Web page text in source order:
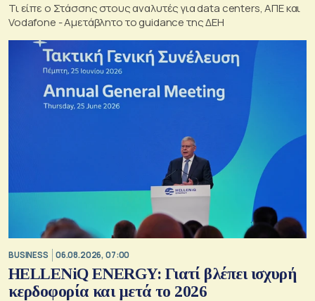
Τι είπε ο Στάσσης στους αναλυτές για data centers, ΑΠΕ και
Vodafone - Αμετάβλητο το guidance της ΔΕΗ
BUSINESS 06.08.2026, 07:00
HELLENiQ ENERGY: Γιατί βλέπει ισχυρή
κερδοφορία και μετά το 2026